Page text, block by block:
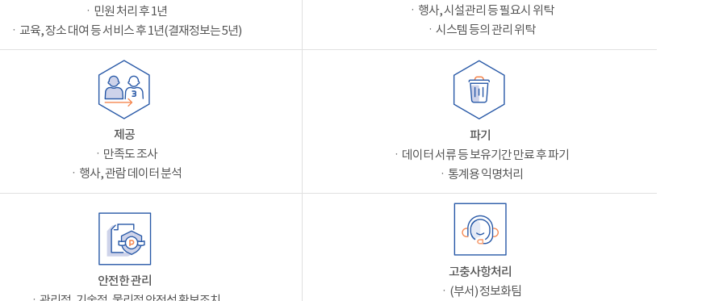
ㆍ민원 처리 후 1년
ㆍ교육, 장소 대여 등 서비스 후 1년(결재정보는 5년)
ㆍ행사, 시설관리 등 필요시 위탁
ㆍ시스템 등의 관리 위탁
제공
ㆍ만족도 조사
ㆍ행사, 관람 데이터 분석
파기
ㆍ데이터 서류 등 보유기간 만료 후 파기
ㆍ통계용 익명처리
안전한 관리
고충사항처리
ㆍ(부서) 정보화팀